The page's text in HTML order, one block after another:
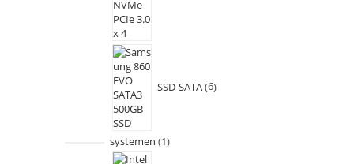
SSD-SATA 6
systemen 1